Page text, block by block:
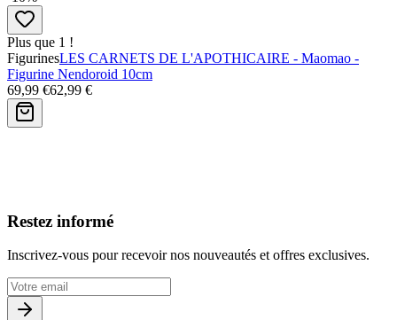
Plus que 1 !
FigurinesLES CARNETS DE L'APOTHICAIRE - Maomao -
Figurine Nendoroid 10cm
69,99 €62,99 €
Restez informé
Inscrivez-vous pour recevoir nos nouveautés et offres exclusives.